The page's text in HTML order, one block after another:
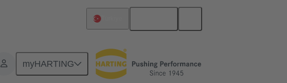
myHARTING
Anakarttan ek karta bağlantı 09 02 664 6921